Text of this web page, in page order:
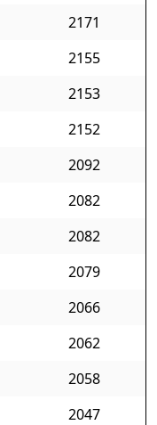
2171
2155
2153
2152
2092
2082
2082
2079
2066
2062
2058
2047